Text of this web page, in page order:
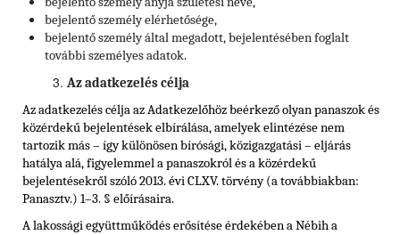
bejelentő személy elérhetősége,
bejelentő személy által megadott, bejelentésében foglalt
további személyes adatok.
Az adatkezelés célja
Az adatkezelés célja az Adatkezelőhöz beérkező olyan panaszok és
közérdekű bejelentések elbírálása, amelyek elintézése nem
tartozik más – így különösen bírósági, közigazgatási – eljárás
hatálya alá, figyelemmel a panaszokról és a közérdekű
bejelentésekről szóló 2013. évi CLXV. törvény (a továbbiakban:
Panasztv.) 1–3. § előírásaira.
A lakossági együttműködés erősítése érdekében a Nébih a